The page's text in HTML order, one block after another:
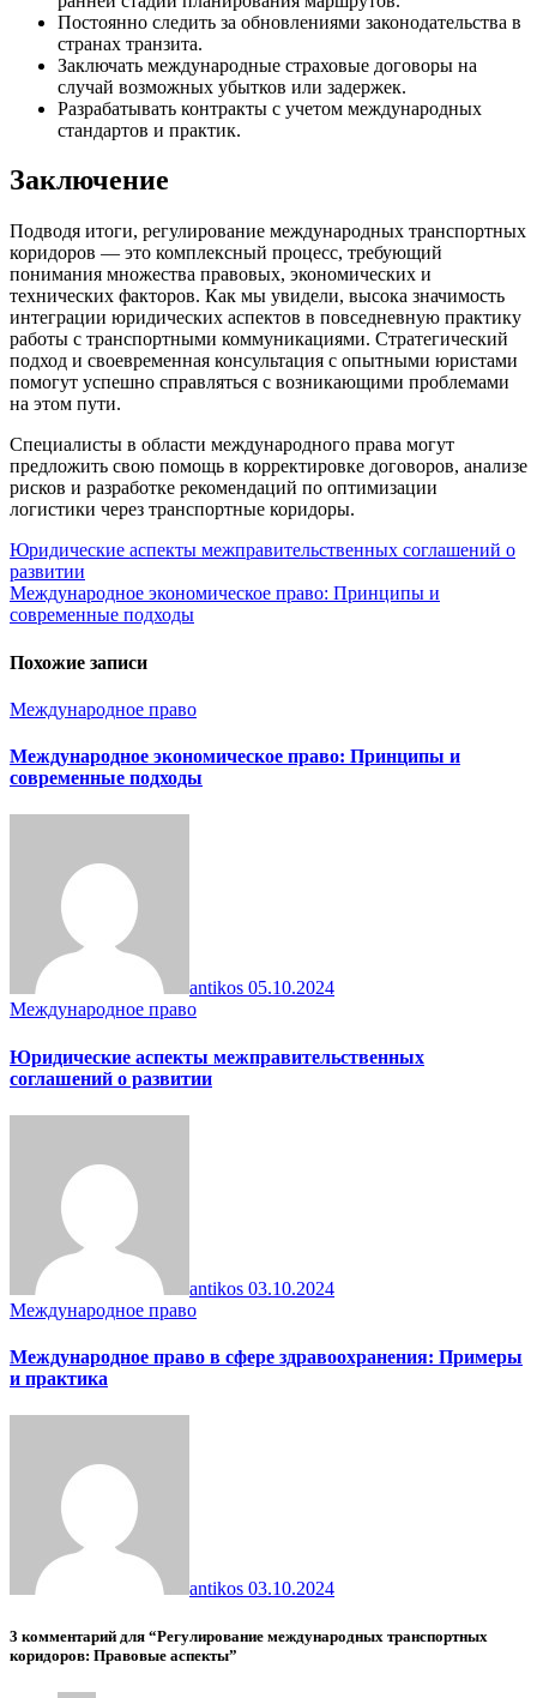
Постоянно следить за обновлениями законодательства в
странах транзита.
Заключать международные страховые договоры на
случай возможных убытков или задержек.
Разрабатывать контракты с учетом международных
стандартов и практик.
Заключение
Подводя итоги, регулирование международных транспортных
коридоров — это комплексный процесс, требующий
понимания множества правовых, экономических и
технических факторов. Как мы увидели, высока значимость
интеграции юридических аспектов в повседневную практику
работы с транспортными коммуникациями. Стратегический
подход и своевременная консультация с опытными юристами
помогут успешно справляться с возникающими проблемами
на этом пути.
Специалисты в области международного права могут
предложить свою помощь в корректировке договоров, анализе
рисков и разработке рекомендаций по оптимизации
логистики через транспортные коридоры.
Навигация
по
записям
Юридические аспекты межправительственных соглашений о
развитии
Международное экономическое право: Принципы и
современные подходы
Похожие записи
Международное право
Международное экономическое право: Принципы и
современные подходы
antikos 05.10.2024
Международное право
Юридические аспекты межправительственных
соглашений о развитии
antikos 03.10.2024
Международное право
Международное право в сфере здравоохранения: Примеры
и практика
antikos 03.10.2024
3 комментарий для “Регулирование международных транспортных
коридоров: Правовые аспекты”